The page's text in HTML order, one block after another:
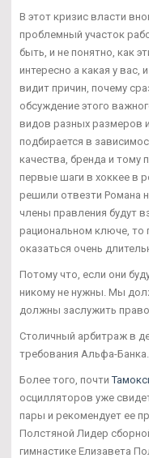
В этот кризис власти
проблемный участок
быть, и не понятно, как
интересно а какая у вас,
видит причин, почему
обсуждение этого
видов разных размеров
подбирается в
качества, бренда и тому
первые шаги в хоккее в
решили отвезти Романа
члены правления будут
рациональном ключе, то
оказаться очень
Потому что, если они
никому не нужны. Мы
должны заслужить
Столичный арбитраж в
требования Альфа-Банка.
Более того, почти
осцилляторов уже
пары и рекомендует ее
Полстяной Лидер
гимнастике Елизавета